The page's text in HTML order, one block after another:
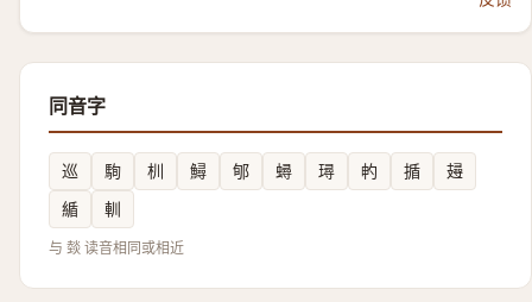
同音字
巡 駨 杊 鱘 郇 蟳 璕 畃 揗
攳
䋸
䡅
与 燅 读音相同或相近